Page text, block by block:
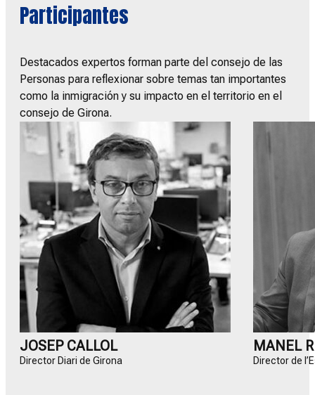
Participantes
Destacados expertos forman parte del consejo de las
Personas para reflexionar sobre temas tan importantes
como la inmigración y su impacto en el territorio en el
consejo de Girona.
JOSEP CALLOL
Director Diari de Girona
MANEL
Director de